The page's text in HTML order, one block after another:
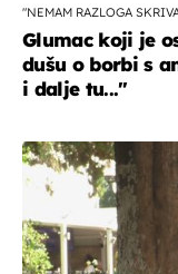
"NEMAM RAZLOGA
Glumac koji je
dušu o borbi s
i dalje tu..."